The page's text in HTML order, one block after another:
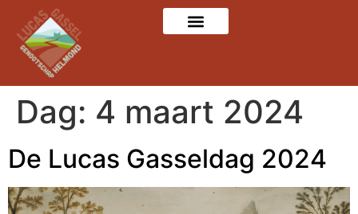
Dag: 4 maart 2024
De Lucas Gasseldag 2024